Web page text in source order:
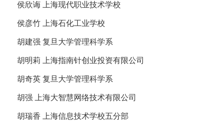
侯欣诲 上海现代职业技术学校
侯彦竹 上海石化工业学校
胡建强 复旦大学管理科学系
胡明莉 上海指南针创业投资有限公司
胡奇英 复旦大学管理科学系
胡强 上海大智慧网络技术有限公司
胡瑞香 上海信息技术学校五分部